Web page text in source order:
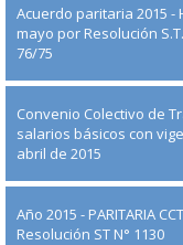
Acuerdo paritaria 2015 -
mayo por Resolución
76/75
Convenio Colectivo de
salarios básicos con
abril de 2015
Año 2015 - PARITARIA
Resolución ST N° 1130